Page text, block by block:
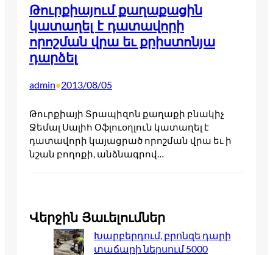
Թուրքիայում քաղաքացին
կատաղել է դատավորի
որոշման վրա եւ քրիստոնյա
դարձել
admin•2013/08/05
Թուրքիայի Տրապիզոն քաղաքի բնակիչ
Ջեմալ Սալիհ Օֆլուօղլուն կատաղել է
դատավորի կայացրած որոշման վրա եւ ի
նշան բողոքի, անձնագրով…
Վերջին Յաւելումներ
Խարբերդում, բրոնզե դարի
տաճարի ներսում 5000